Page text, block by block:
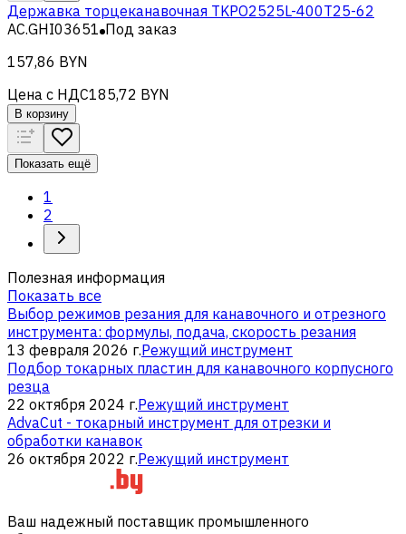
Державка торцеканавочная TKPO2525L-400T25-62
AC.GHI03651 Под заказ
157,86 BYN
Цена с НДС185,72 BYN
В корзину
Показать ещё
1
2
Полезная информация
Показать все
Выбор режимов резания для канавочного и отрезного
инструмента: формулы, подача, скорость резания
13 февраля 2026 г.Режущий инструмент
Подбор токарных пластин для канавочного корпусного
резца
22 октября 2024 г.Режущий инструмент
AdvaCut - токарный инструмент для отрезки и
обработки канавок
26 октября 2022 г.Режущий инструмент
Ваш надежный поставщик промышленного